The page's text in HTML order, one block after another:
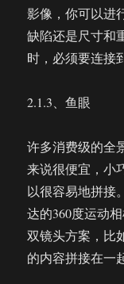
影像，你可以进
缺陷还是尺寸和
时，必须要连接
2.1.3、鱼眼
许多消费级的全
来说很便宜，小
以很容易地拼接
达的360度运动
双镜头方案，比
的内容拼接在一